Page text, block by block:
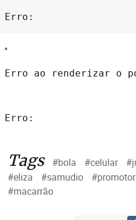
Erro:
''
Erro ao renderizar o
Erro:
Tags #bola #celular
#eliza
#samudio #promotor
#macarrão